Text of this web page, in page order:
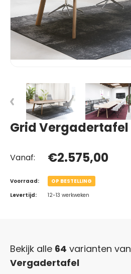
Grid Vergadertafel
Vanaf: €2.575,00
Voorraad:
OP BESTELLING
Levertijd:
12-13 werkweken
Bekijk alle 64 varianten van
Vergadertafel